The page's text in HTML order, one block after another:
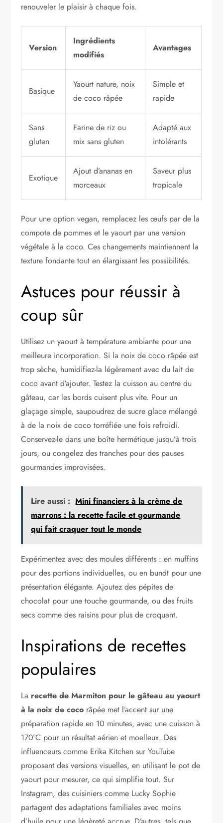
renouveler le plaisir à chaque fois.
Version
Ingrédients
modifiés
Avantages
Basique
Yaourt nature, noix
de coco râpée
Simple et
rapide
Sans
gluten
Farine de riz ou
mix sans gluten
Adapté aux
intolérants
Exotique
Ajout d’ananas en
morceaux
Saveur plus
tropicale
Pour une option vegan, remplacez les œufs par de la
compote de pommes et le yaourt par une version
végétale à la coco. Ces changements maintiennent la
texture fondante tout en élargissant les possibilités.
Astuces pour réussir à
coup sûr
Utilisez un yaourt à température ambiante pour une
meilleure incorporation. Si la noix de coco râpée est
trop sèche, humidifiez-la légèrement avec du lait de
coco avant d’ajouter. Testez la cuisson au centre du
gâteau, car les bords cuisent plus vite. Pour un
glaçage simple, saupoudrez de sucre glace mélangé
à de la noix de coco torréfiée une fois refroidi.
Conservez-le dans une boîte hermétique jusqu’à trois
jours, ou congelez des tranches pour des pauses
gourmandes improvisées.
Lire aussi : Mini financiers à la crème de
marrons : la recette facile et gourmande
qui fait craquer tout le monde
Expérimentez avec des moules différents : en muffins
pour des portions individuelles, ou en bundt pour une
présentation élégante. Ajoutez des pépites de
chocolat pour une touche gourmande, ou des fruits
secs comme des raisins pour plus de croquant.
Inspirations de recettes
populaires
La recette de Marmiton pour le gâteau au yaourt
à la noix de coco râpée met l’accent sur une
préparation rapide en 10 minutes, avec une cuisson à
170°C pour un résultat aérien et moelleux. Des
influenceurs comme Erika Kitchen sur YouTube
proposent des versions visuelles, en utilisant le pot de
yaourt pour mesurer, ce qui simplifie tout. Sur
Instagram, des cuisiniers comme Lucky Sophie
partagent des adaptations familiales avec moins